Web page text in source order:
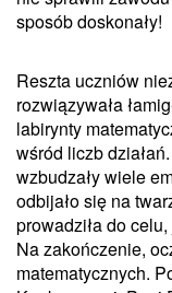
sposób doskonały!
Reszta uczniów
rozwiązywała
labirynty
wśród liczb
wzbudzały wiele
odbijało się na
prowadziła do
Na zakończenie,
matematycznych.